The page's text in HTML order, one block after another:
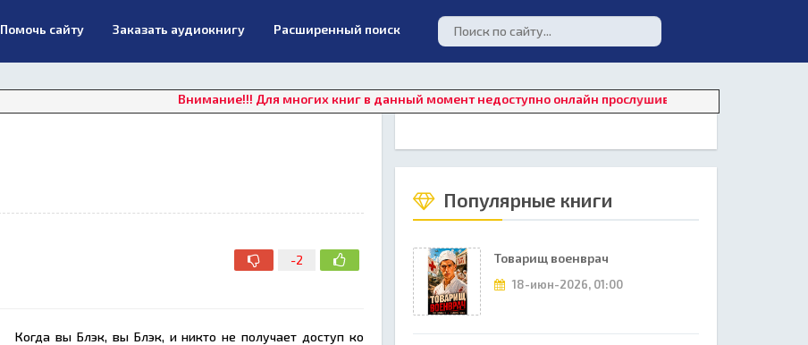
Помочь сайту Заказать аудиокнигу Расширенный поиск
Внимание!!! Для многих книг в данный момент недоступно онлайн прослушивание. Для восстановления
-2
Когда вы Блэк, вы Блэк, и никто не получает доступ ко
Популярные книги
Товарищ военврач
18-июн-2026, 01:00